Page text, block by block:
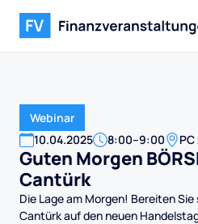
Webinar
10.04.2025 8:00–9:00
Guten Morgen
Cantürk
Die Lage am Morgen! Bereiten
Cantürk auf den neuen